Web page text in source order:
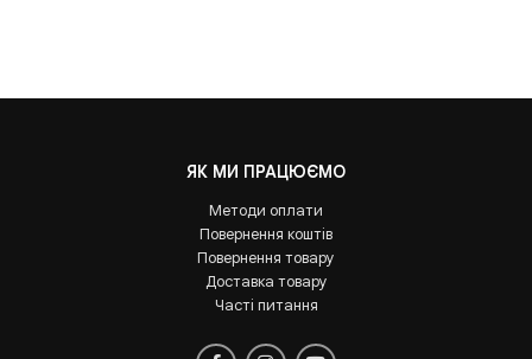
ЯК МИ ПРАЦЮЄМО
Методи оплати
Повернення коштів
Повернення товару
Доставка товару
Часті питання